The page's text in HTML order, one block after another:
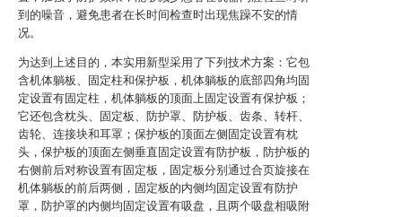
到的噪音，避免患者在长时间检查时出现焦躁不安的情
况。
为达到上述目的，本实用新型采用了下列技术方案：它包
含机体躺板、固定柱和保护板，机体躺板的底部四角均固
定设置有固定柱，机体躺板的顶面上固定设置有保护板；
它还包含枕头、固定板、防护罩、防护板、齿条、转杆、
齿轮、连接块和耳罩；保护板的顶面左侧固定设置有枕
头，保护板的顶面左侧垂直固定设置有防护板，防护板的
右侧前后对称设置有固定板，固定板分别通过合页旋接在
机体躺板的前后两侧，固定板的内侧均固定设置有防护
罩，防护罩的内侧均固定设置有吸盘，且两个吸盘相吸附